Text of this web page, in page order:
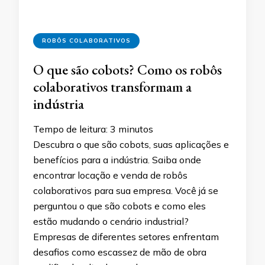
ROBÔS COLABORATIVOS
O que são cobots? Como os robôs
colaborativos transformam a
indústria
Tempo de leitura: 3 minutos
Descubra o que são cobots, suas aplicações e
benefícios para a indústria. Saiba onde
encontrar locação e venda de robôs
colaborativos para sua empresa. Você já se
perguntou o que são cobots e como eles
estão mudando o cenário industrial?
Empresas de diferentes setores enfrentam
desafios como escassez de mão de obra